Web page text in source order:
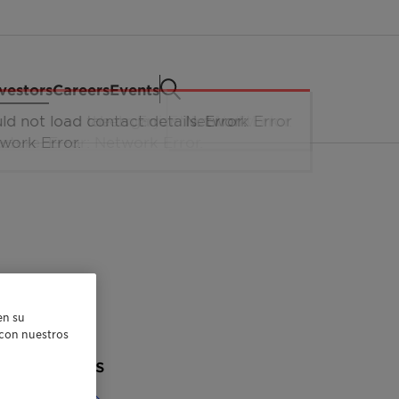
CareersEvents
Past events
su
nuestros